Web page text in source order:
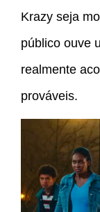
Krazy seja
público ouve
realmente
prováveis.